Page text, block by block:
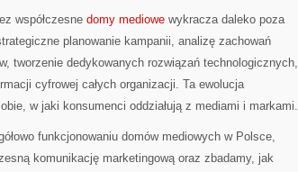
współczesne domy mediowe wykracza daleko poza
planowanie kampanii, analizę zachowań
tworzenie dedykowanych rozwiązań technologicznych,
cyfrowej całych organizacji. Ta ewolucja
w jaki konsumenci oddziałują z mediami i markami.
funkcjonowaniu domów mediowych w Polsce,
komunikację marketingową oraz zbadamy, jak